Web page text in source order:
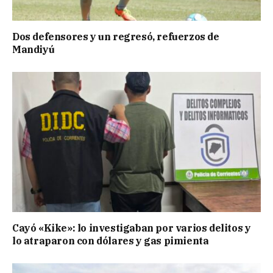
Dos defensores y un regresó, refuerzos de
Mandiyú
Cayó «Kike»: lo investigaban por varios delitos y
lo atraparon con dólares y gas pimienta